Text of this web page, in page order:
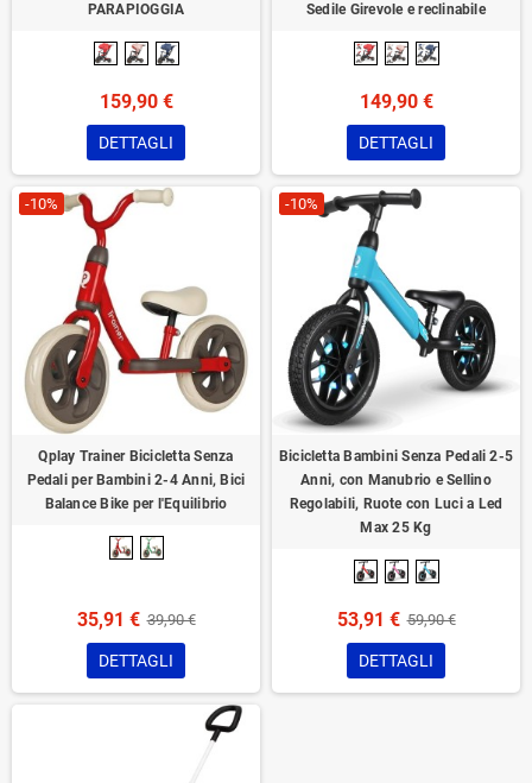
PARAPIOGGIA
159,90 €
DETTAGLI
Sedile Girevole e reclinabile
149,90 €
DETTAGLI
-10%
Qplay Trainer Bicicletta Senza
Pedali per Bambini 2-4 Anni, Bici
Balance Bike per l'Equilibrio
35,91 € 39,90 €
DETTAGLI
-10%
Bicicletta Bambini Senza Pedali 2-5
Anni, con Manubrio e Sellino
Regolabili, Ruote con Luci a Led
Max 25 Kg
53,91 € 59,90 €
DETTAGLI